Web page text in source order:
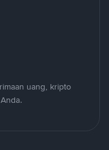
uang, kripto